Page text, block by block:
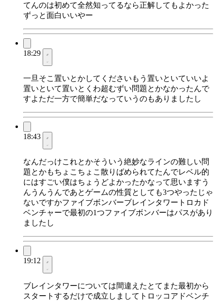
てんのは初めて全然知ってるなら正解してもよかった
ずっと面白いいやー
18:29
一旦そこ置いとかしてくださいもう置いといていいよ
置いといて置いとくわ超むずい問題とかなかったんで
すよただ一方で簡単だなっていうのもありましたし
18:43
なんだっけこれとかそういう絶妙なラインの難しい問
題とかもちょこちょこ散りばめられてたんでレベル的
にはすごい僕はちょうどよかったかなって思いますう
んうんうんであとゲームの性質としても3つやったじゃ
ないですかファイブボンバーブレインタワートロカド
ベンチャーで最初の1つファイブボンバーはパスがあり
ましたし
19:12
ブレインタワーについては間違えたとてまた最初から
スタートするだけで成立しましてトロッコアドベンチ